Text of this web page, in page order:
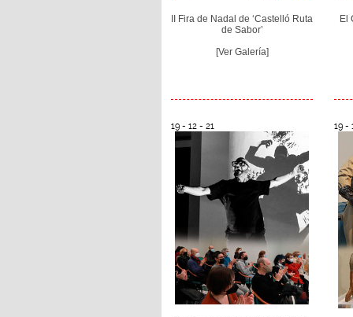
II Fira de Nadal de ‘Castelló Ruta
de Sabor’
[Ver Galería]
El
19 - 12 - 21 19 -